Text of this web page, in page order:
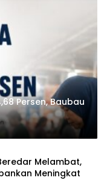
Persen, Baubau
Melambat,
Meningkat